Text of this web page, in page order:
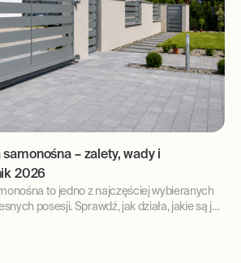
– zalety, wady i
2026
to jedno z najczęściej wybieranych
posesji. Sprawdź, jak działa, jakie są jej
zwrócić uwagę podczas planowania i